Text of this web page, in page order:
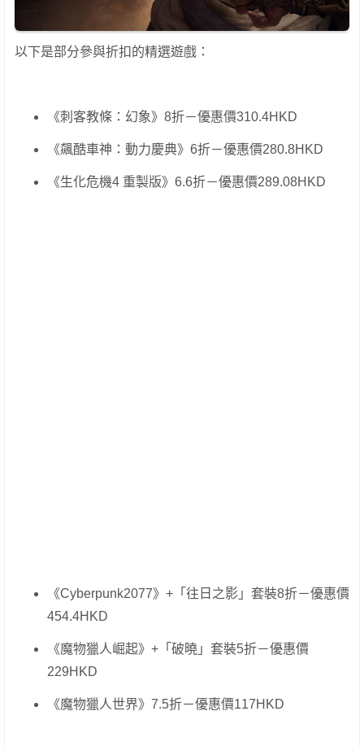
以下是部分參與折扣的精選遊戲：
《刺客教條：幻象》8折－優惠價310.4HKD
《飆酷車神：動力慶典》6折－優惠價280.8HKD
《生化危機4 重製版》6.6折－優惠價289.08HKD
《Cyberpunk2077》+「往日之影」套裝8折－優惠價
454.4HKD
《魔物獵人崛起》+「破曉」套裝5折－優惠價
229HKD
《魔物獵人世界》7.5折－優惠價117HKD